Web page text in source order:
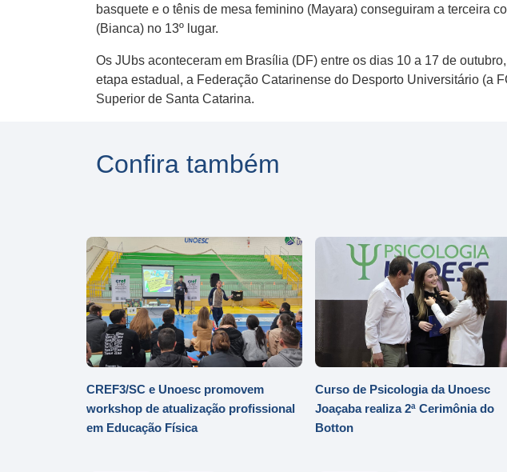
basquete e o tênis de mesa feminino (Mayara) conseguiram a terceira
(Bianca) no 13º lugar.
Os JUbs aconteceram em Brasília (DF) entre os dias 10 a 17 de
etapa estadual, a Federação Catarinense do Desporto Universitário (a
Superior de Santa Catarina.
Confira também
CREF3/SC e Unoesc promovem
workshop de atualização profissional
em Educação Física
Curso de Psicologia da Unoesc
Joaçaba realiza 2ª Cerimônia do
Botton